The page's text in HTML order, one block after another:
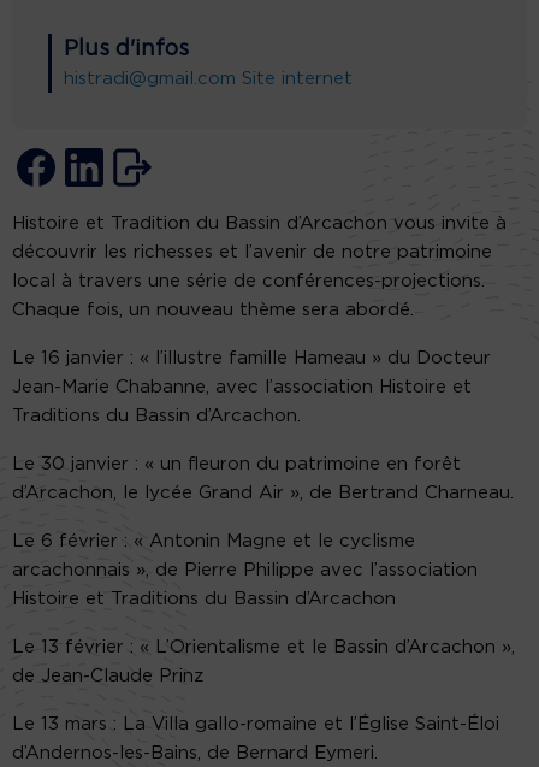
Plus d'infos
histradi@gmail.com Site internet
Histoire et Tradition du Bassin d’Arcachon vous invite à
découvrir les richesses et l’avenir de notre patrimoine
local à travers une série de conférences-projections.
Chaque fois, un nouveau thème sera abordé.
Le 16 janvier : « l’illustre famille Hameau » du Docteur
Jean-Marie Chabanne, avec l’association Histoire et
Traditions du Bassin d’Arcachon.
Le 30 janvier : « un fleuron du patrimoine en forêt
d’Arcachon, le lycée Grand Air », de Bertrand Charneau.
Le 6 février : « Antonin Magne et le cyclisme
arcachonnais », de Pierre Philippe avec l’association
Histoire et Traditions du Bassin d’Arcachon
Le 13 février : « L’Orientalisme et le Bassin d’Arcachon »,
de Jean-Claude Prinz
Le 13 mars : La Villa gallo-romaine et l’Église Saint-Éloi
d’Andernos-les-Bains, de Bernard Eymeri.